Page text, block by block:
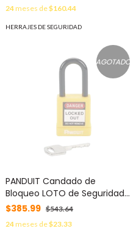
24meses de$160.44
HERRAJES DE SEGURIDAD
AGOTADO
PANDUIT Candado de
Bloqueo LOTO de Seguridad
Dieléctrico, Con Llave Única,
Diámetro de 6.5 mm, Color
AMARILLO MOD: PSL-8YL
$385.99 $543.64
24meses de$23.33